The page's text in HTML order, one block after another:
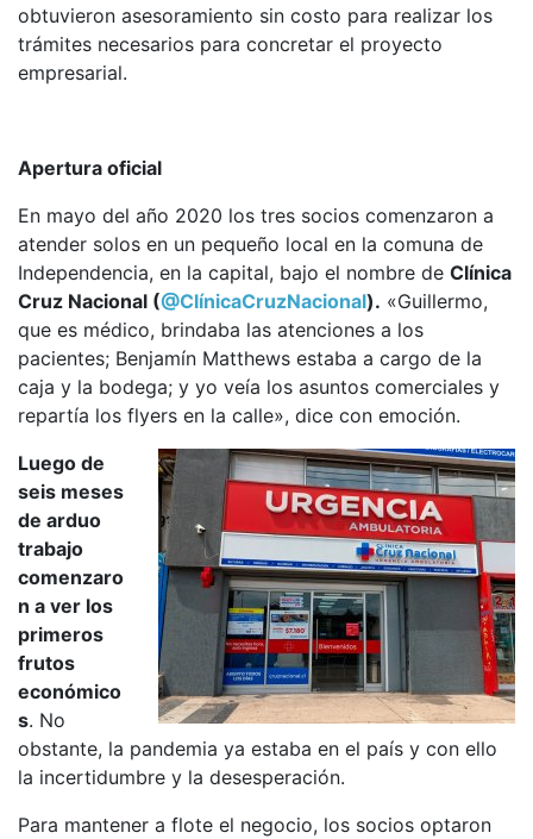
obtuvieron asesoramiento sin costo para realizar los
trámites necesarios para concretar el proyecto
empresarial.
Apertura oficial
En mayo del año 2020 los tres socios comenzaron a
atender solos en un pequeño local en la comuna de
Independencia, en la capital, bajo el nombre de Clínica
Cruz Nacional (@ClínicaCruzNacional). «Guillermo,
que es médico, brindaba las atenciones a los
pacientes; Benjamín Matthews estaba a cargo de la
caja y la bodega; y yo veía los asuntos comerciales y
repartía los flyers en la calle», dice con emoción.
Luego de
seis meses
de arduo
trabajo
comenzaro
n a ver los
primeros
frutos
económico
s. No
obstante, la pandemia ya estaba en el país y con ello
la incertidumbre y la desesperación.
Para mantener a flote el negocio, los socios optaron